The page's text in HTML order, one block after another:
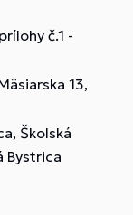
č.1 -
13,
Školská
Bystrica